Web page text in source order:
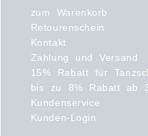
zum Warenkorb
Retourenschein
Kontakt
Zahlung und Versand
15% Rabatt für
bis zu 8% Rabatt ab
Kundenservice
Kunden-Login